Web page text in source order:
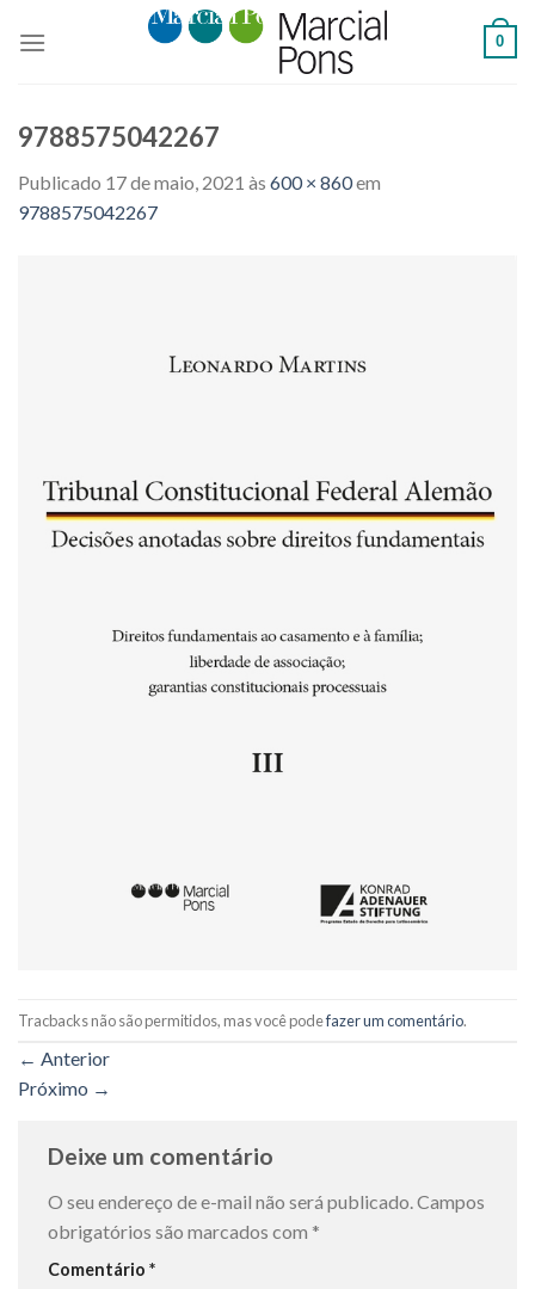
0
9788575042267
Publicado 17 de maio, 2021 às 600 × 860em
9788575042267
Tracbacks não são permitidos, mas você podefazer um comentário.
← Anterior
Próximo →
Deixe um comentário
O seu endereço de e-mail não será publicado.Campos
obrigatórios são marcados com *
Comentário *